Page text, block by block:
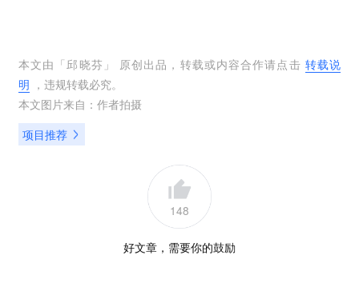
本文由「 邱晓芬 」 原创出品，转载或内容合作请点击 转载说
明 ，违规转载必究。
本文图片来自： 作者拍摄
项目推荐
148
好文章，需要你的鼓励